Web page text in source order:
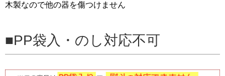
木製なので他の器を傷つけません
PP袋入・のし対応不可